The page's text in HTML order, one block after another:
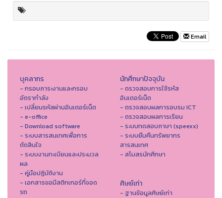
Email
บุคลากร
- กรอบภาระงานและกรอบ
อัตรากำลัง
- เปลี่ยนรหัสผ่านอินเตอร์เน็ต
- e-office
- Download software
- ระบบสารสนเทศเพื่อการ
ตัดสินใจ
- ระบบงานทะเบียนและประมวล
ผล
- คู่มือปฏิบัติงาน
- เอกสารขอมีสติกเกอร์ที่จอด
รถ
นักศึกษาปัจจุบัน
- ตรวจสอบการใช้รหัส
อินเตอร์เน็ต
- ตรวจสอบผลการอบรม ICT
- ตรวจสอบผลการเรียน
- ระบบทดสอบภาษา (speexx)
- ระบบยืมคืนทรัพยากร
สารสนเทศ
- สโมสรนักศึกษา
ศิษย์เก่า
- ฐานข้อมูลศิษย์เก่า